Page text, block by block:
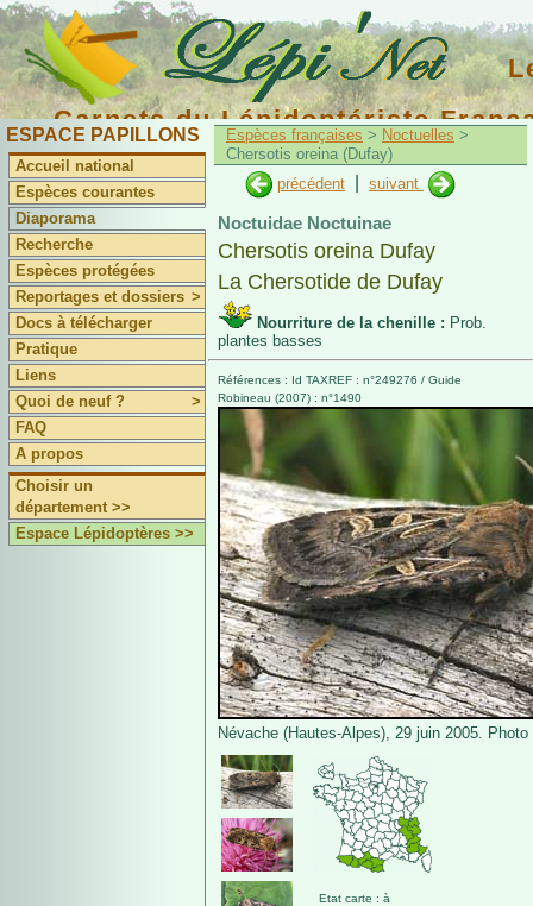
Carnets du Lépidoptériste
ESPACE PAPILLONS
Accueil national
Espèces courantes
Diaporama
Recherche
Espèces protégées
Reportages et dossiers >
Docs à télécharger
Pratique
Liens
Quoi de neuf ?
>
FAQ
A propos
Choisir un
département >>
Espace Lépidoptères >>
Espèces françaises > Noctuelles >
Chersotis oreina (Dufay)
précédent
suivant
Noctuidae Noctuinae
Chersotis oreina Dufay
La Chersotide de Dufay
Nourriture de la chenille : Prob.
plantes basses
Références : Id TAXREF : n°249276 / Guide
Robineau (2007) : n°1490
Névache (Hautes-Alpes), 29 juin 2005.
Etat carte : à